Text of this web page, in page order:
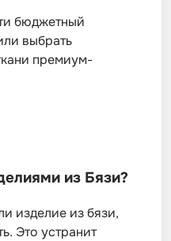
бюджетный
выбрать
премиум-
из Бязи?
изделие из бязи,
Это устранит